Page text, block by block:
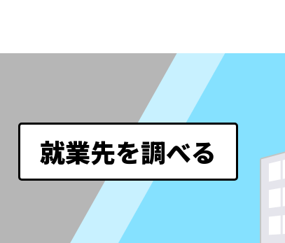
就業先を調べる